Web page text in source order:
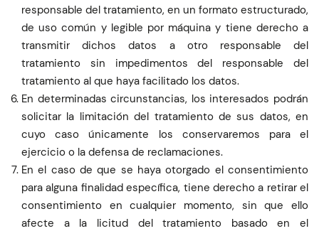
responsable del tratamiento, en un formato estructurado,
de uso común y legible por máquina y tiene derecho a
transmitir dichos datos a otro responsable del
tratamiento sin impedimentos del responsable del
tratamiento al que haya facilitado los datos.
En determinadas circunstancias, los interesados podrán
solicitar la limitación del tratamiento de sus datos, en
cuyo caso únicamente los conservaremos para el
ejercicio o la defensa de reclamaciones.
En el caso de que se haya otorgado el consentimiento
para alguna finalidad específica, tiene derecho a retirar el
consentimiento en cualquier momento, sin que ello
afecte a la licitud del tratamiento basado en el